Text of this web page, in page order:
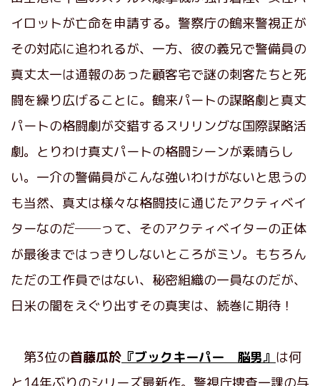
イロットが亡命を申請する。警察庁の鶴来警視正が
その対応に追われるが、一方、彼の義兄で警備員の
真丈太一は通報のあった顧客宅で謎の刺客たちと死
闘を繰り広げることに。鶴来パートの謀略劇と真丈
パートの格闘劇が交錯するスリリングな国際謀略活
劇。とりわけ真丈パートの格闘シーンが素晴らし
い。一介の警備員がこんな強いわけがないと思うの
も当然、真丈は様々な格闘技に通じたアクティベイ
ターなのだ──って、そのアクティベイターの正体
が最後まではっきりしないところがミソ。もちろん
ただの工作員ではない、秘密組織の一員なのだが、
日米の闇をえぐり出すその真実は、続巻に期待！
第3位の首藤瓜於 『ブックキーパー 脳男』 は何